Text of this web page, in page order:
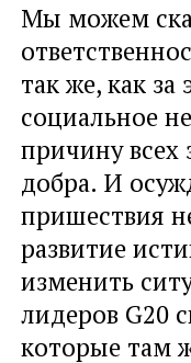
Мы можем
так же, как
социальное
причину всех
добра. И
пришествия
развитие
изменить
лидеров G20
которые там